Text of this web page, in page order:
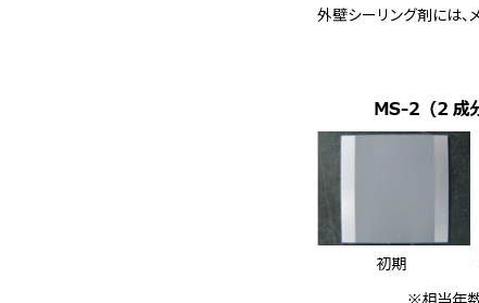
外壁シーリング剤には、